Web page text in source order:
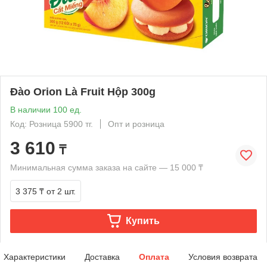
Đào Orion Là Fruit Hộp 300g
В наличии 100 ед.
Код: Розница 5900 тг.
Опт и розница
3 610 ₸
Минимальная сумма заказа на сайте — 15 000 ₸
3 375 ₸ от 2 шт.
Купить
Характеристики Доставка Оплата Условия возврата